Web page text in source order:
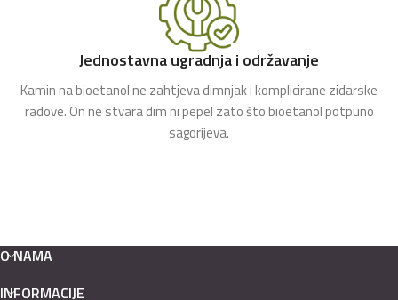
Jednostavna ugradnja i održavanje
Kamin na bioetanol ne zahtjeva dimnjak i komplicirane zidarske
radove. On ne stvara dim ni pepel zato što bioetanol potpuno
sagorijeva.
O NAMA
INFORMACIJE